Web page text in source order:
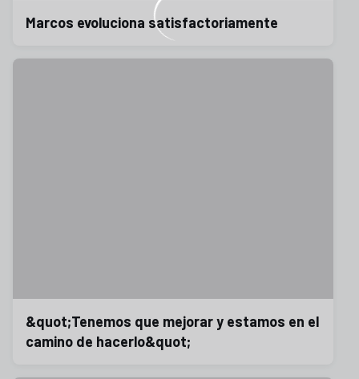
Marcos evoluciona satisfactoriamente
&quot;Tenemos que mejorar y estamos en el
camino de hacerlo&quot;